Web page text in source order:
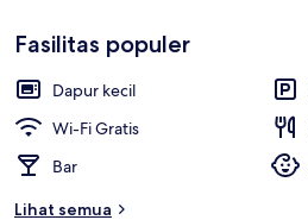
Fasilitas populer
Dapur kecil
Wi-Fi Gratis
Bar
Lihat semua